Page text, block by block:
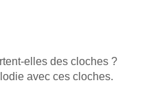
elles des cloches ?
avec ces cloches.